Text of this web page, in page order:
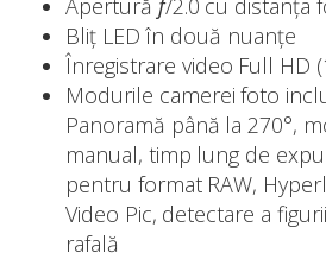
Apertură f/2.0 cu distanța
Bliț LED în două nuanțe
Înregistrare video Full HD
Modurile camerei foto
Panoramă până la 270°,
manual, timp lung de
pentru format RAW,
Video Pic, detectare a
rafală